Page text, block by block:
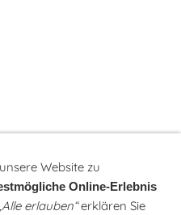
Website zu
Online-Erlebnis
erlauben“erklären Sie